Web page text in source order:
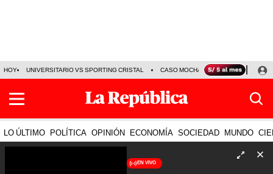
HOY UNIVERSITARIO VS SPORTING CRISTAL CASO MOCHASUELDOS
LO ÚLTIMO POLÍTICA OPINIÓN ECONOMÍA SOCIEDAD MUNDO
EN VIVO